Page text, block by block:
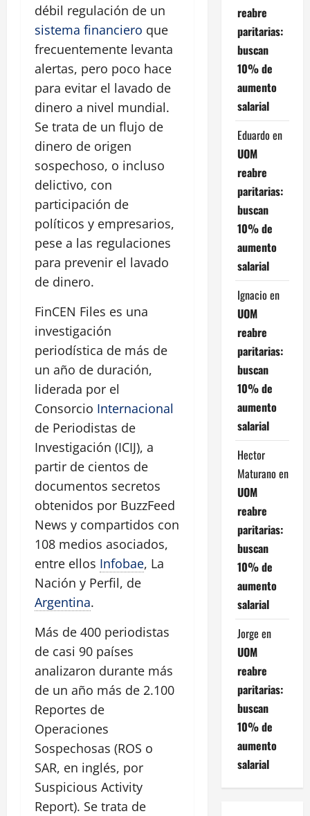
débil regulación de un
sistema financiero que
frecuentemente levanta
alertas, pero poco hace
para evitar el lavado de
dinero a nivel mundial.
Se trata de un flujo de
dinero de origen
sospechoso, o incluso
delictivo, con
participación de
políticos y empresarios,
pese a las regulaciones
para prevenir el lavado
de dinero.
FinCEN Files es una
investigación
periodística de más de
un año de duración,
liderada por el
Consorcio Internacional
de Periodistas de
Investigación (ICIJ), a
partir de cientos de
documentos secretos
obtenidos por BuzzFeed
News y compartidos con
108 medios asociados,
entre ellos Infobae, La
Nación y Perfil, de
Argentina.
Más de 400 periodistas
de casi 90 países
analizaron durante más
de un año más de 2.100
Reportes de
Operaciones
Sospechosas (ROS o
SAR, en inglés, por
Suspicious Activity
Report). Se trata de
reabre
paritarias:
buscan
10% de
aumento
salarial
Eduardo en
UOM
reabre
paritarias:
buscan
10% de
aumento
salarial
Ignacio en
UOM
reabre
paritarias:
buscan
10% de
aumento
salarial
Hector
Maturano en
UOM
reabre
paritarias:
buscan
10% de
aumento
salarial
Jorge en
UOM
reabre
paritarias:
buscan
10% de
aumento
salarial